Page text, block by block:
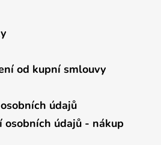
od kupní smlouvy
údajů
osobních údajů - nákup